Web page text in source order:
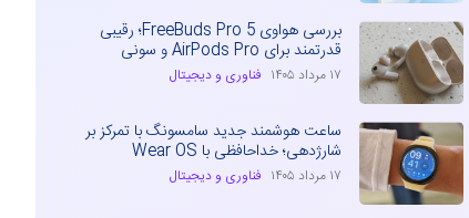
بررسی هواوی FreeBuds Pro 5؛ رقیبی
قدرتمند برای AirPods Pro و سونی
۱۷ مرداد ۱۴۰۵ فناوری و دیجیتال
ساعت هوشمند جدید سامسونگ با تمرکز بر
شارژدهی؛ خداحافظی با Wear OS
۱۷ مرداد ۱۴۰۵ فناوری و دیجیتال